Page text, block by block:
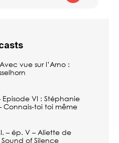
vue sur l’Arno :
Episode VI : Stéphanie
Connais-toi toi même
– ép. V – Aliette de
Sound of Silence